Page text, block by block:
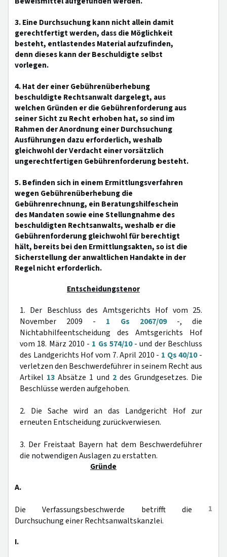
3. Eine Durchsuchung kann nicht allein damit
gerechtfertigt werden, dass die Möglichkeit
besteht, entlastendes Material aufzufinden,
denn dieses kann der Beschuldigte selbst
vorlegen.
4. Hat der einer Gebührenüberhebung
beschuldigte Rechtsanwalt dargelegt, aus
welchen Gründen er die Gebührenforderung aus
seiner Sicht zu Recht erhoben hat, so sind im
Rahmen der Anordnung einer Durchsuchung
Ausführungen dazu erforderlich, weshalb
gleichwohl der Verdacht einer vorsätzlich
ungerechtfertigen Gebührenforderung besteht.
5. Befinden sich in einem Ermittlungsverfahren
wegen Gebührenüberhebung die
Gebührenrechnung, ein Beratungshilfeschein
des Mandaten sowie eine Stellungnahme des
beschuldigten Rechtsanwalts, weshalb er die
Gebührenforderung gleichwohl für berechtigt
hält, bereits bei den Ermittlungsakten, so ist die
Sicherstellung der anwaltlichen Handakte in der
Regel nicht erforderlich.
Entscheidungstenor
1. Der Beschluss des Amtsgerichts Hof vom 25.
November 2009 - 1 Gs 2067/09-, die
Nichtabhilfeentscheidung des Amtsgerichts Hof
vom 18. März 2010 - 1 Gs 574/10- und der Beschluss
des Landgerichts Hof vom 7. April 2010 - 1 Qs 40/10-
verletzen den Beschwerdeführer in seinem Recht aus
Artikel 13 Absätze 1 und 2des Grundgesetzes. Die
Beschlüsse werden aufgehoben.
2. Die Sache wird an das Landgericht Hof zur
erneuten Entscheidung zurückverwiesen.
3. Der Freistaat Bayern hat dem Beschwerdeführer
die notwendigen Auslagen zu erstatten.
Gründe
A.
1
Die Verfassungsbeschwerde betrifft die
Durchsuchung einer Rechtsanwaltskanzlei.
I.